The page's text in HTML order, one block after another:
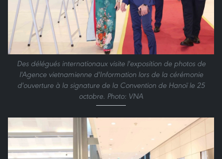
Des délégués internationaux visite l'exposition de photos de
l'Agence vietnamienne d'Information lors de la cérémonie
d'ouverture à la signature de la Convention de Hanoï le 25
octobre. Photo: VNA